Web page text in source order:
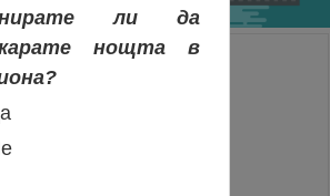
ли да
нощта в